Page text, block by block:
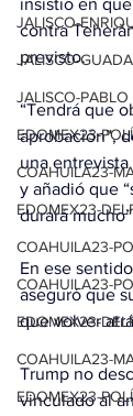
JALISCO-
JALISCO-
JALISCO-PABLO
EDOMEX23-
COAHUILA23-
EDOMEX23-
COAHUILA23-
COAHUILA23-
EDOMEX23-
COAHUILA23-
EDOMEX23-
insistió en
contra
previsto.
“Tendrá que
aprobación”,
una entrevista
y añadió que
durará
En ese
aseguró que
que volver
Trump no
vinculado al